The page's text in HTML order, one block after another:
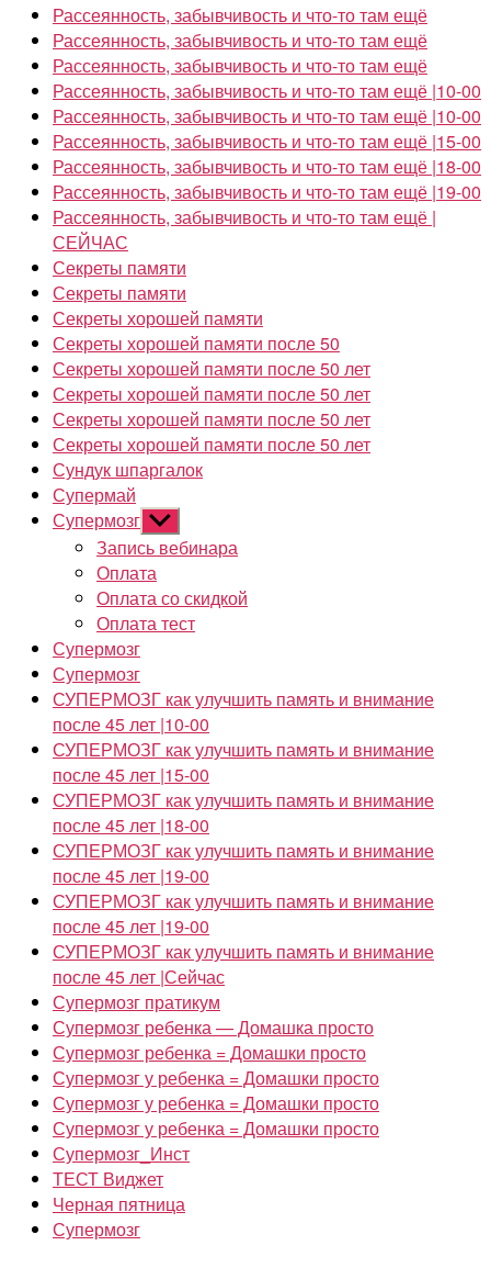
Рассеянность, забывчивость и что-то там ещё
Рассеянность, забывчивость и что-то там ещё
Рассеянность, забывчивость и что-то там ещё
Рассеянность, забывчивость и что-то там ещё |10-00
Рассеянность, забывчивость и что-то там ещё |10-00
Рассеянность, забывчивость и что-то там ещё |15-00
Рассеянность, забывчивость и что-то там ещё |18-00
Рассеянность, забывчивость и что-то там ещё |19-00
Рассеянность, забывчивость и что-то там ещё |
СЕЙЧАС
Секреты памяти
Секреты памяти
Секреты хорошей памяти
Секреты хорошей памяти после 50
Секреты хорошей памяти после 50 лет
Секреты хорошей памяти после 50 лет
Секреты хорошей памяти после 50 лет
Секреты хорошей памяти после 50 лет
Сундук шпаргалок
Супермай
Супермозг Показывать
подменю
Запись вебинара
Оплата
Оплата со скидкой
Оплата тест
Супермозг
Супермозг
СУПЕРМОЗГ как улучшить память и внимание
после 45 лет |10-00
СУПЕРМОЗГ как улучшить память и внимание
после 45 лет |15-00
СУПЕРМОЗГ как улучшить память и внимание
после 45 лет |18-00
СУПЕРМОЗГ как улучшить память и внимание
после 45 лет |19-00
СУПЕРМОЗГ как улучшить память и внимание
после 45 лет |19-00
СУПЕРМОЗГ как улучшить память и внимание
после 45 лет |Сейчас
Супермозг пратикум
Супермозг ребенка — Домашка просто
Супермозг ребенка = Домашки просто
Супермозг у ребенка = Домашки просто
Супермозг у ребенка = Домашки просто
Супермозг у ребенка = Домашки просто
Супермозг_Инст
ТЕСТ Виджет
Черная пятница
Супермозг